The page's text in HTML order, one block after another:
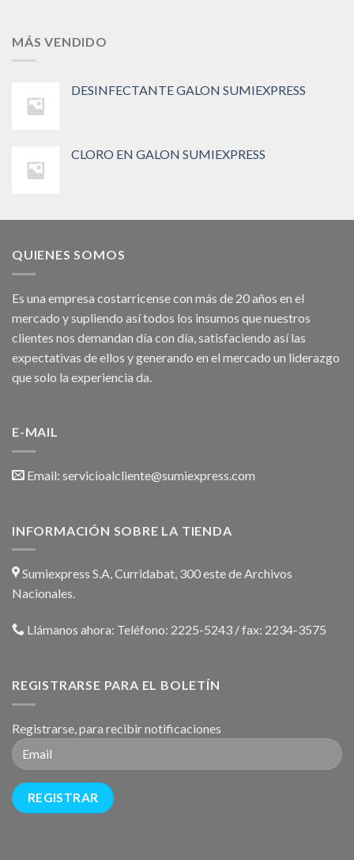
MÁS VENDIDO
DESINFECTANTE GALON SUMIEXPRESS
CLORO EN GALON SUMIEXPRESS
QUIENES SOMOS
Es una empresa costarricense con más de 20 años en el
mercado y supliendo así todos los insumos que nuestros
clientes nos demandan día con día, satisfaciendo así las
expectativas de ellos y generando en el mercado un liderazgo
que solo la experiencia da.
E-MAIL
Email: servicioalcliente@sumiexpress.com
INFORMACIÓN SOBRE LA TIENDA
Sumiexpress S.A, Curridabat, 300 este de Archivos
Nacionales.
Llámanos ahora: Teléfono: 2225-5243 / fax: 2234-3575
REGISTRARSE PARA EL BOLETÍN
Registrarse, para recibir notificaciones